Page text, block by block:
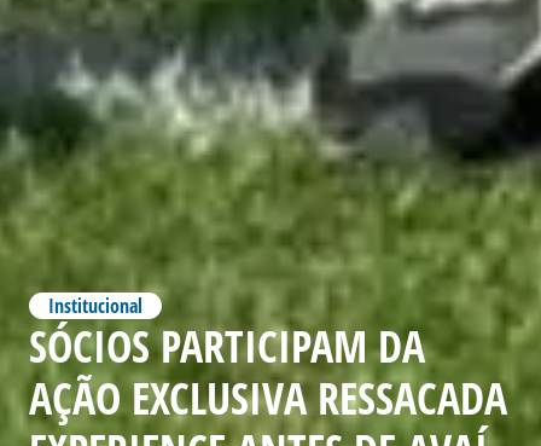
Institucional
SÓCIOS PARTICIPAM DA
AÇÃO EXCLUSIVA RESSACADA